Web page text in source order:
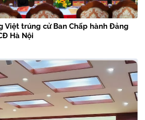
Việt trúng cử Ban Chấp hành Đảng
Hà Nội